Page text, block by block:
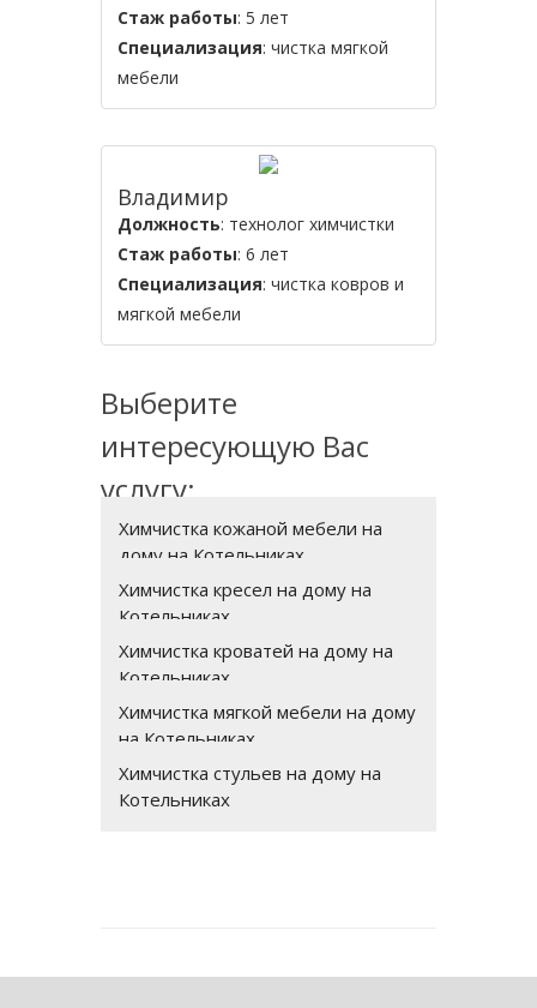
Стаж работы: 5 лет
Специализация: чистка мягкой
мебели
Владимир
Должность: технолог химчистки
Стаж работы: 6 лет
Специализация: чистка ковров и
мягкой мебели
Выберите
интересующую Вас
услугу:
Химчистка кожаной мебели на
дому на Котельниках
Химчистка кресел на дому на
Котельниках
Химчистка кроватей на дому на
Котельниках
Химчистка мягкой мебели на дому
на Котельниках
Химчистка стульев на дому на
Котельниках